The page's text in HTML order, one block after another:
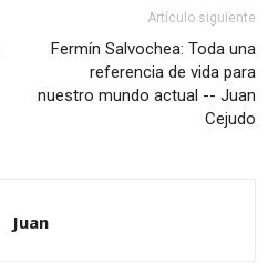
Artículo siguiente
Fermín Salvochea: Toda una
referencia de vida para
nuestro mundo actual -- Juan
Cejudo
Juan